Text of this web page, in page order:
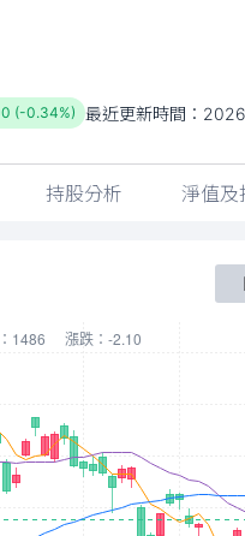
(-0.34%) 最近更新時間：
持股分析 淨值及